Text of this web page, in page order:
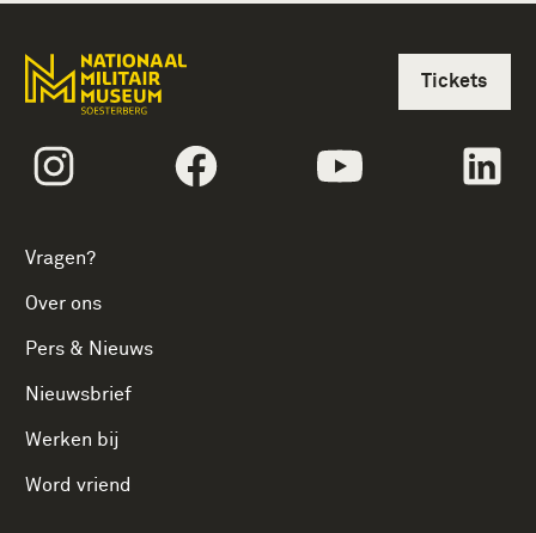
volgtekstInstagramvolgtekstFacebookvolgtekstYoutube
Vragen?
Over ons
Pers & Nieuws
Nieuwsbrief
Werken bij
Word vriend
Tickets